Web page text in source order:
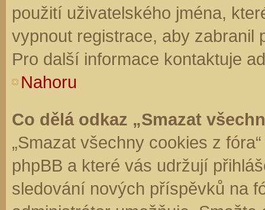
použití uživatelského jména,
vypnout registrace, aby zabranil
Pro další informace kontaktuje
Nahoru
Co dělá odkaz „Smazat
„Smazat všechny cookies z
phpBB a které vás udržují
sledování nových příspěvků na